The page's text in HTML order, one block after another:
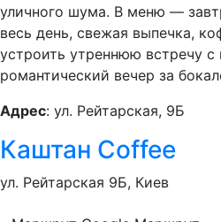
уличного шума. В меню —
весь день, свежая выпечка,
устроить утреннюю встречу с
романтический вечер за
Адрес: ул. Рейтарская, 9Б
Каштан Coffee
ул. Рейтарская 9Б, Киев